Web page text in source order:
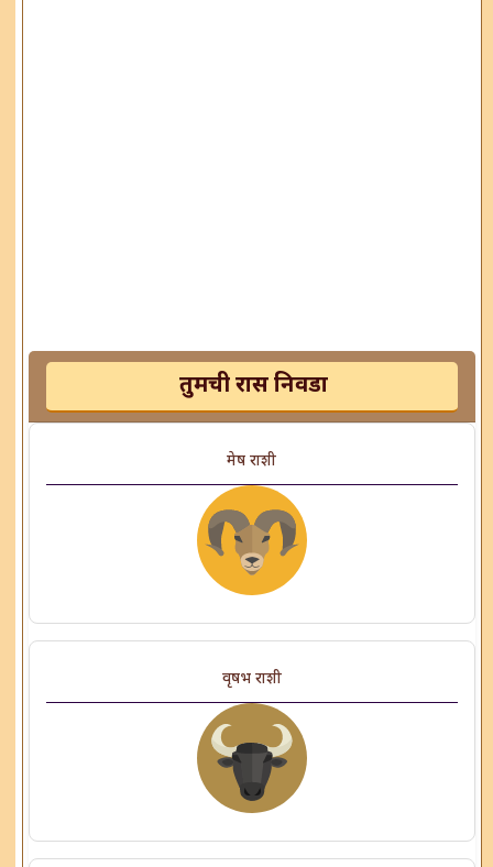
तुमची रास निवडा
मेष राशी
वृषभ राशी